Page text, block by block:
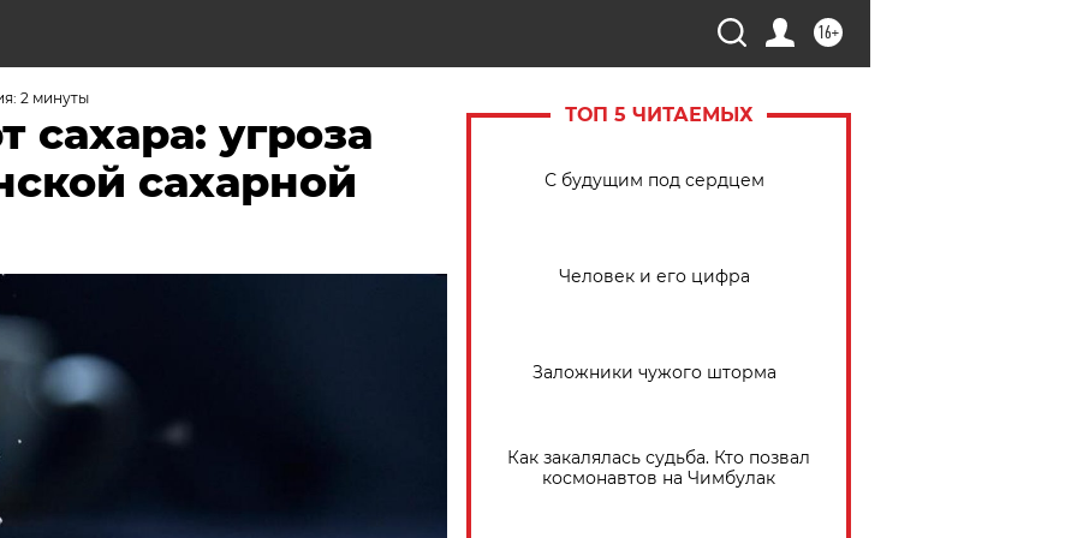
16+
2 минуты
угроза
сахарной
ТОП 5 ЧИТАЕМЫХ
С будущим под сердцем
Человек и его цифра
Заложники чужого шторма
Как закалялась судьба. Кто позвал
космонавтов на Чимбулак